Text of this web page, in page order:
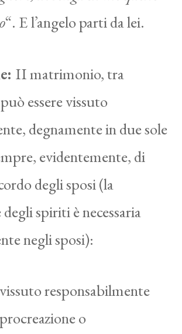
“. E l’angelo parti da lei.
II matrimonio, tra
essere vissuto
degnamente in due sole
evidentemente, di
degli sposi (la
spiriti è necessaria
negli sposi):
responsabilmente
o